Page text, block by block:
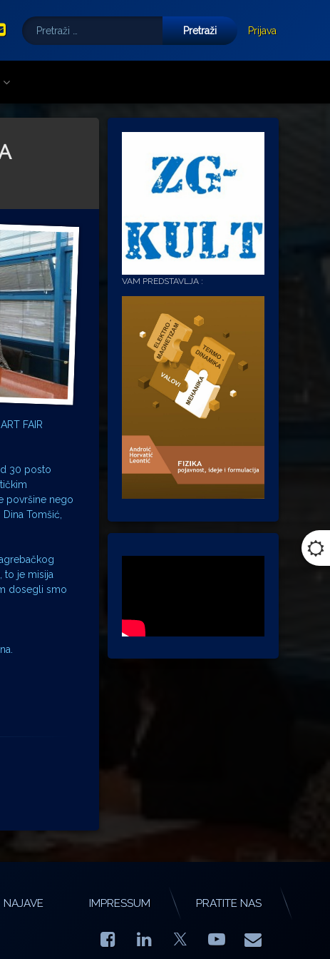
E-mail
Pretraži:
Prijava
FAIR
30 posto
površine nego
Tomšić,
to je misija
dosegli smo
VAM PREDSTAVLJA :
NAJAVE IMPRESSUM PRATITE NAS
Facebook
LinkedIn YouTube
E-mail